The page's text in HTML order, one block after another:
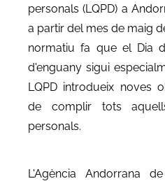
personals (LQPD) a
a partir del mes de maig
normatiu fa que el Dia
d'enguany sigui
LQPD introdueix noves
de complir tots
personals.
L'Agència Andorrana